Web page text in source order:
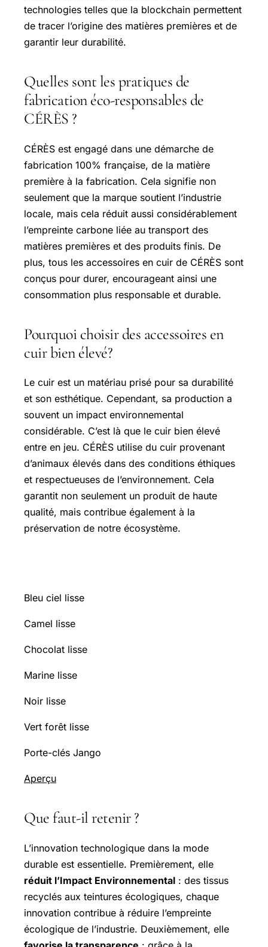
technologies telles que la blockchain permettent
de tracer l’origine des matières premières et de
garantir leur durabilité.
Quelles sont les pratiques de
fabrication éco-responsables de
CÉRÈS ?
CÉRÈS est engagé dans une démarche de
fabrication 100% française, de la matière
première à la fabrication. Cela signifie non
seulement que la marque soutient l’industrie
locale, mais cela réduit aussi considérablement
l’empreinte carbone liée au transport des
matières premières et des produits finis. De
plus, tous les accessoires en cuir de CÉRÈS sont
conçus pour durer, encourageant ainsi une
consommation plus responsable et durable.
Pourquoi choisir des accessoires en
cuir bien élevé?
Le cuir est un matériau prisé pour sa durabilité
et son esthétique. Cependant, sa production a
souvent un impact environnemental
considérable. C’est là que le cuir bien élevé
entre en jeu. CÉRÈS utilise du cuir provenant
d’animaux élevés dans des conditions éthiques
et respectueuses de l’environnement. Cela
garantit non seulement un produit de haute
qualité, mais contribue également à la
préservation de notre écosystème.
Bleu ciel lisse
Camel lisse
Chocolat lisse
Marine lisse
Noir lisse
Vert forêt lisse
Porte-clés Jango
Aperçu
Que faut-il retenir ?
L’innovation technologique dans la mode
durable est essentielle. Premièrement, elle
réduit l’Impact Environnemental : des tissus
recyclés aux teintures écologiques, chaque
innovation contribue à réduire l’empreinte
écologique de l’industrie. Deuxièmement, elle